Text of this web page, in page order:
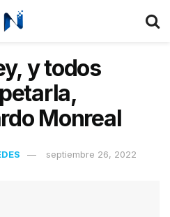
y todos
Monreal
septiembre 26, 2022